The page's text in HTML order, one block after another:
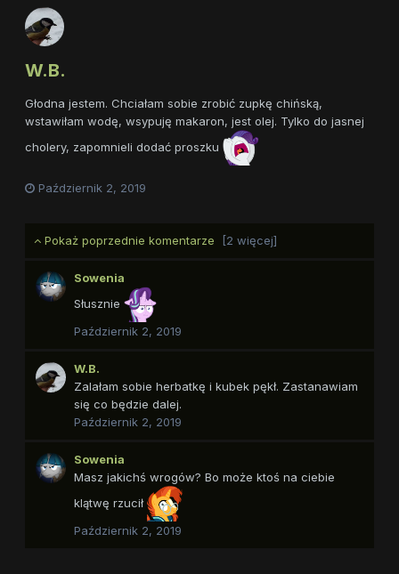
W.B.
Głodna jestem. Chciałam sobie zrobić zupkę chińską,
wstawiłam wodę, wsypuję makaron, jest olej. Tylko do jasnej
cholery, zapomnieli dodać proszku
Październik 2, 2019
Pokaż poprzednie komentarze [2 więcej]
Sowenia
Słusznie
Październik 2, 2019
W.B.
Zalałam sobie herbatkę i kubek pękł. Zastanawiam
się co będzie dalej.
Październik 2, 2019
Sowenia
Masz jakichś wrogów? Bo może ktoś na ciebie
klątwę rzucił
Październik 2, 2019